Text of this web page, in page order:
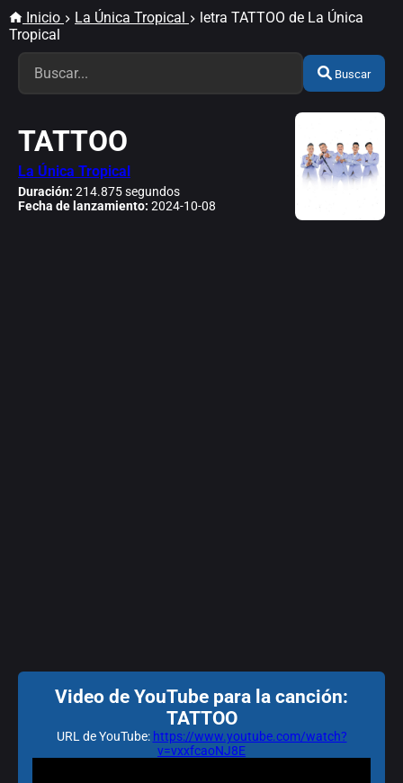
Inicio La Única Tropical
letra TATTOO de La Única
Tropical
Buscar
TATTOO
La Única Tropical
Duración: 214.875 segundos
Fecha de lanzamiento: 2024-10-08
Video de YouTube para la canción:
TATTOO
URL de YouTube: https://www.youtube.com/watch?
v=vxxfcaoNJ8E